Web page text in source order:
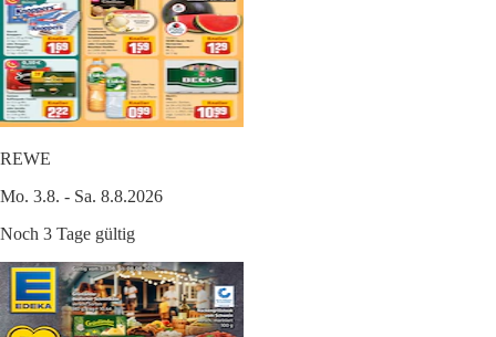
REWE
Mo. 3.8. - Sa. 8.8.2026
Noch 3 Tage gültig